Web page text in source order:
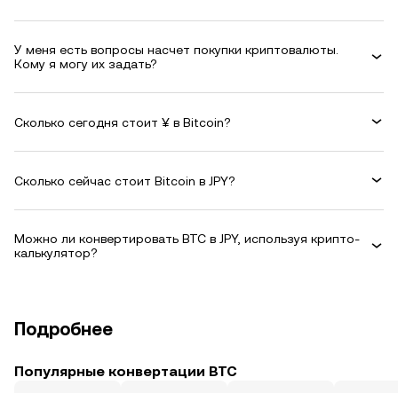
У меня есть вопросы насчет покупки криптовалюты.
Кому я могу их задать?
Сколько сегодня стоит ¥ в Bitcoin?
Сколько сейчас стоит Bitcoin в JPY?
Можно ли конвертировать BTC в JPY, используя крипто-
калькулятор?
Подробнее
Популярные конвертации BTC